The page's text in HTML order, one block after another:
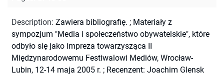
Description: Zawiera bibliografię. ; Materiały z
sympozjum "Media i społeczeństwo obywatelskie", które
odbyło się jako impreza towarzysząca II
Międzynarodowemu Festiwalowi Mediów, Wrocław-
Lubin, 12-14 maja 2005 r. ; Recenzent: Joachim Glensk